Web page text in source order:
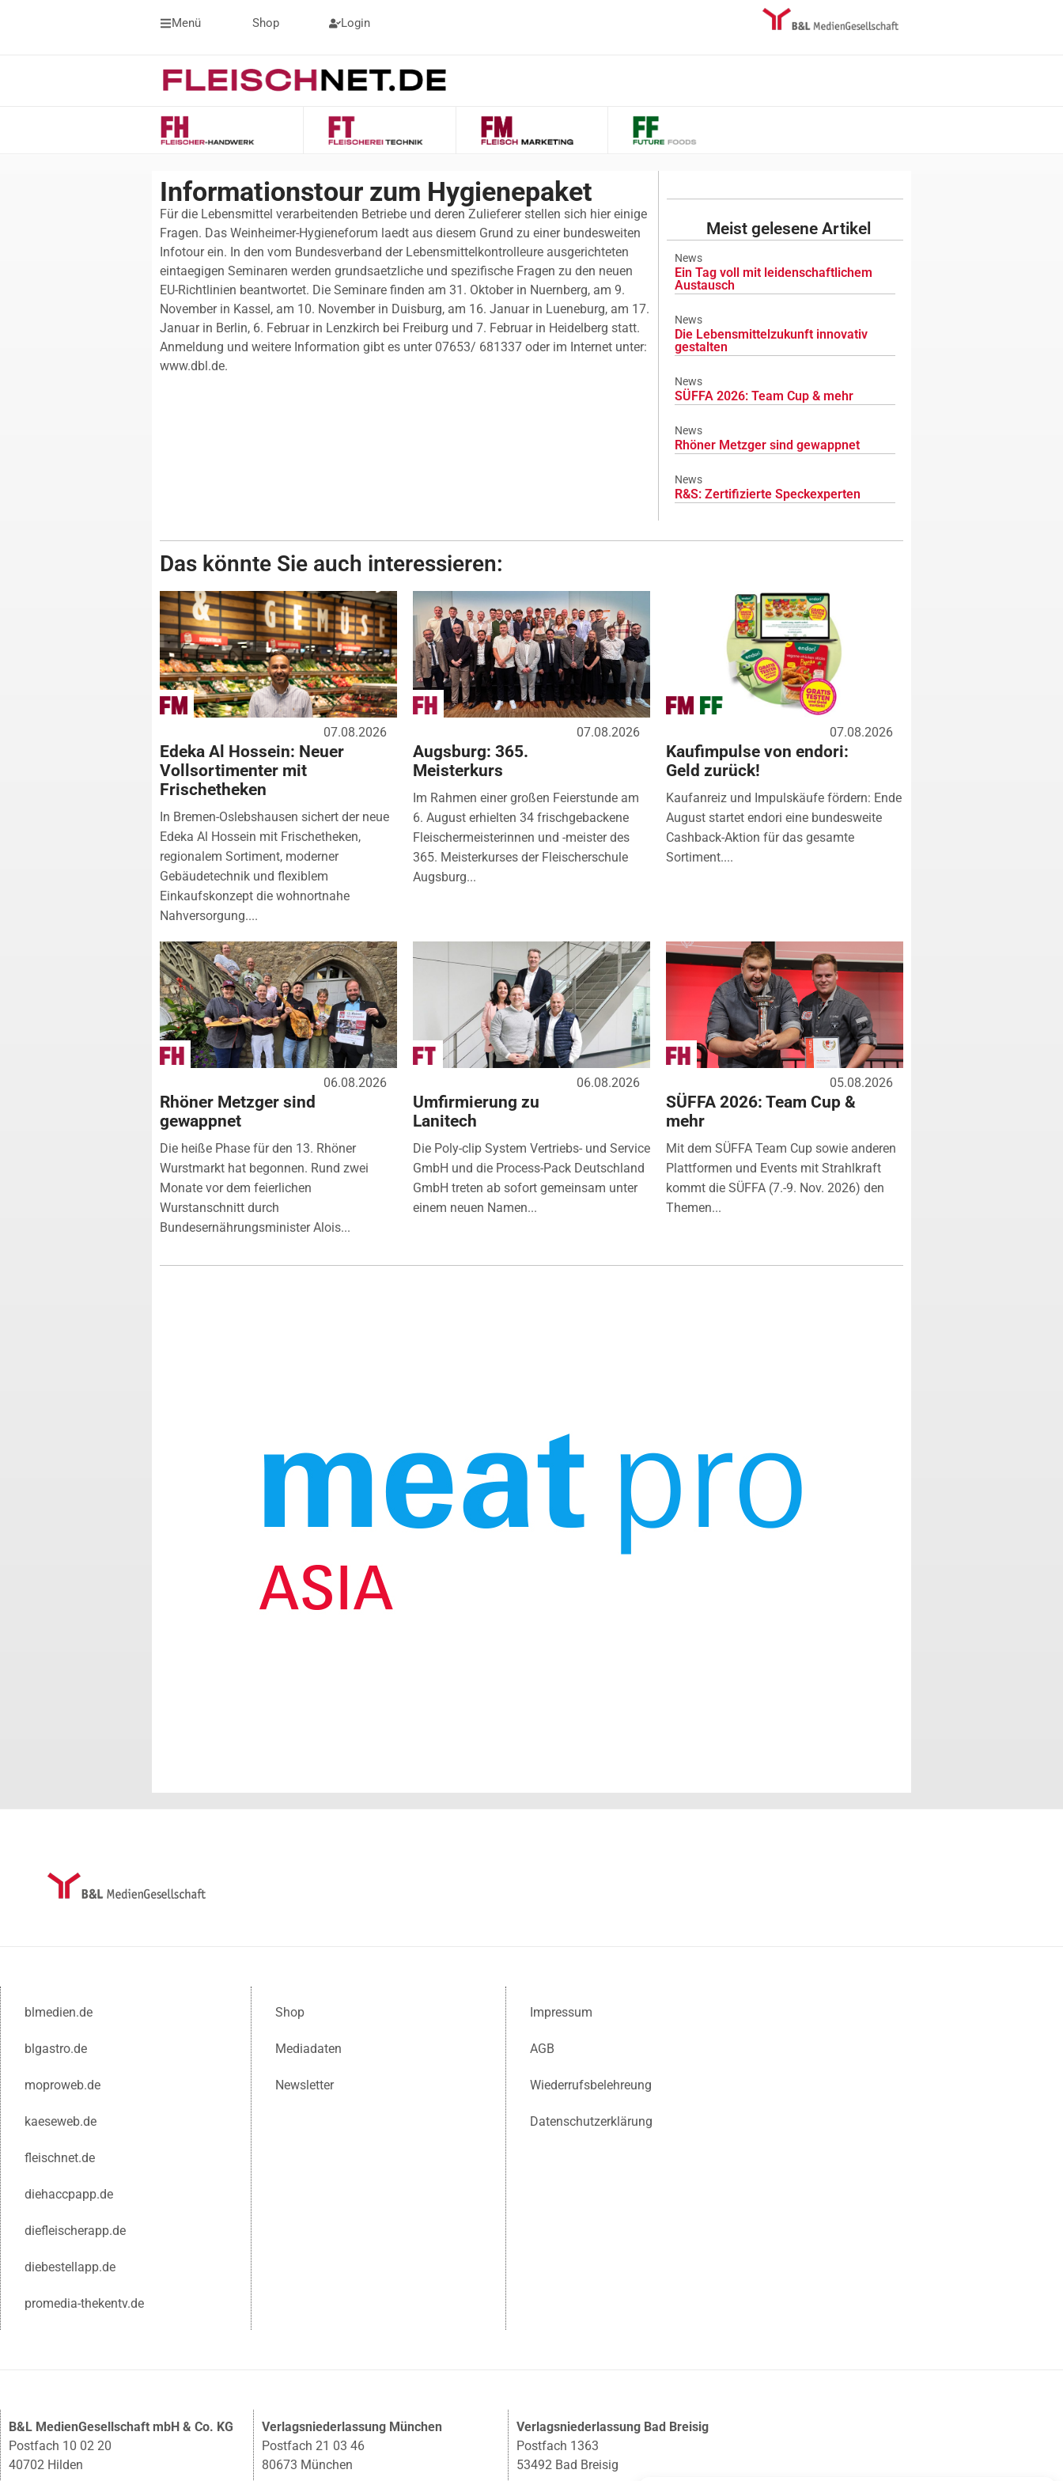
Menü Shop Login
Informationstour zum Hygienepaket
Für die Lebensmittel verarbeitenden Betriebe und deren Zulieferer stellen sich hier einige
Fragen. Das Weinheimer-Hygieneforum laedt aus diesem Grund zu einer bundesweiten
Infotour ein. In den vom Bundesverband der Lebensmittelkontrolleure ausgerichteten
eintaegigen Seminaren werden grundsaetzliche und spezifische Fragen zu den neuen
EU-Richtlinien beantwortet. Die Seminare finden am 31. Oktober in Nuernberg, am 9.
November in Kassel, am 10. November in Duisburg, am 16. Januar in Lueneburg, am 17.
Januar in Berlin, 6. Februar in Lenzkirch bei Freiburg und 7. Februar in Heidelberg statt.
Anmeldung und weitere Information gibt es unter 07653/ 681337 oder im Internet unter:
www.dbl.de.
Meist gelesene Artikel
News
Ein Tag voll mit leidenschaftlichem
Austausch
News
Die Lebensmittelzukunft innovativ
gestalten
News
SÜFFA 2026: Team Cup & mehr
News
Rhöner Metzger sind gewappnet
News
R&S: Zertifizierte Speckexperten
Das könnte Sie auch interessieren:
07.08.2026
Edeka Al Hossein: Neuer
Vollsortimenter mit
Frischetheken
In Bremen-Oslebshausen sichert der neue
Edeka Al Hossein mit Frischetheken,
regionalem Sortiment, moderner
Gebäudetechnik und flexiblem
Einkaufskonzept die wohnortnahe
Nahversorgung....
07.08.2026
Augsburg: 365.
Meisterkurs
Im Rahmen einer großen Feierstunde am
6. August erhielten 34 frischgebackene
Fleischermeisterinnen und -meister des
365. Meisterkurses der Fleischerschule
Augsburg...
07.08.2026
Kaufimpulse von endori:
Geld zurück!
Kaufanreiz und Impulskäufe fördern: Ende
August startet endori eine bundesweite
Cashback-Aktion für das gesamte
Sortiment....
06.08.2026
Rhöner Metzger sind
gewappnet
Die heiße Phase für den 13. Rhöner
Wurstmarkt hat begonnen. Rund zwei
Monate vor dem feierlichen
Wurstanschnitt durch
Bundesernährungsminister Alois...
06.08.2026
Umfirmierung zu
Lanitech
Die Poly-clip System Vertriebs- und Service
GmbH und die Process-Pack Deutschland
GmbH treten ab sofort gemeinsam unter
einem neuen Namen...
05.08.2026
SÜFFA 2026: Team Cup &
mehr
Mit dem SÜFFA Team Cup sowie anderen
Plattformen und Events mit Strahlkraft
kommt die SÜFFA (7.-9. Nov. 2026) den
Themen...
blmedien.de
blgastro.de
moproweb.de
kaeseweb.de
fleischnet.de
diehaccpapp.de
diefleischerapp.de
diebestellapp.de
promedia-thekentv.de
Shop
Mediadaten
Newsletter
Impressum
AGB
Wiederrufsbelehreung
Datenschutzerklärung
B&L MedienGesellschaft mbH & Co. KG
Postfach 10 02 20
40702 Hilden
Verlagsniederlassung München
Postfach 21 03 46
80673 München
Verlagsniederlassung Bad Breisig
Postfach 1363
53492 Bad Breisig